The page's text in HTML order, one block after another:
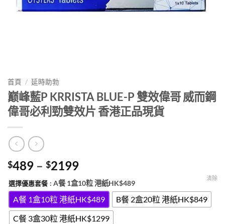
首頁 / 延時助勃
巅峰藍P KRRISTA BLUE-P 雙效偉哥 威而鋼
偉哥必利勁雙效片 香港正品現貨
$489 – $2199Price
range:
$489
through
$2199
選擇優惠套餐 : A餐 1盒10粒 港紙HK$489
A餐 1盒10粒 港紙HK$489
B餐 2盒20粒 港紙HK$849
C餐 3盒30粒 港紙HK$1299
清除